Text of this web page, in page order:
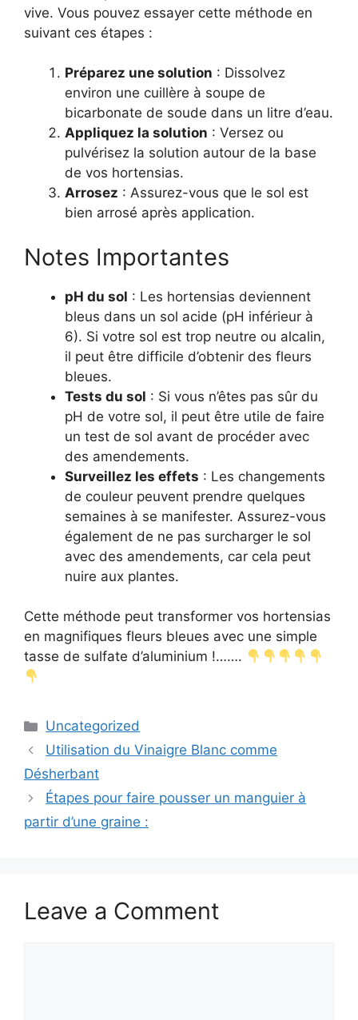
vive. Vous pouvez essayer cette méthode en
suivant ces étapes :
Préparez une solution : Dissolvez
environ une cuillère à soupe de
bicarbonate de soude dans un litre d’eau.
Appliquez la solution : Versez ou
pulvérisez la solution autour de la base
de vos hortensias.
Arrosez : Assurez-vous que le sol est
bien arrosé après application.
Notes Importantes
pH du sol : Les hortensias deviennent
bleus dans un sol acide (pH inférieur à
6). Si votre sol est trop neutre ou alcalin,
il peut être difficile d’obtenir des fleurs
bleues.
Tests du sol : Si vous n’êtes pas sûr du
pH de votre sol, il peut être utile de faire
un test de sol avant de procéder avec
des amendements.
Surveillez les effets : Les changements
de couleur peuvent prendre quelques
semaines à se manifester. Assurez-vous
également de ne pas surcharger le sol
avec des amendements, car cela peut
nuire aux plantes.
Cette méthode peut transformer vos hortensias
en magnifiques fleurs bleues avec une simple
tasse de sulfate d’aluminium !…….
Categories
Uncategorized
Utilisation du Vinaigre Blanc comme
Désherbant
Étapes pour faire pousser un manguier à
partir d’une graine :
Leave a Comment